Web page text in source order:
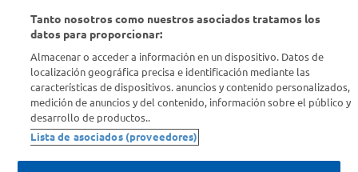
Conocenos
Info útil
Comprá Online
Tanto nosotros como nuestros asociados tratamos los
datos para proporcionar:
Almacenar o acceder a información en un dispositivo. Datos de
localización geográfica precisa e identificación mediante las
características de dispositivos. anuncios y contenido personalizados,
medición de anuncios y del contenido, información sobre el público y
desarrollo de productos..
Lista de asociados (proveedores)